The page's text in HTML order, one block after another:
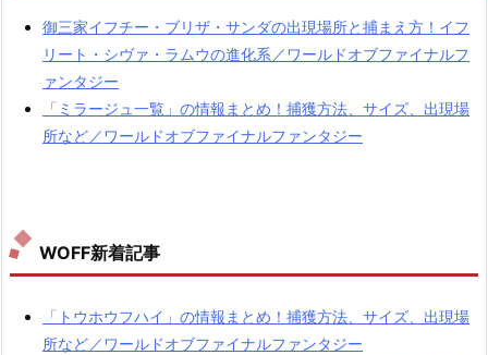
御三家イフチー・ブリザ・サンダの出現場所と捕まえ方！イフ
リート・シヴァ・ラムウの進化系／ワールドオブファイナルフ
ァンタジー
「ミラージュ一覧」の情報まとめ！捕獲方法、サイズ、出現場
所など／ワールドオブファイナルファンタジー
WOFF新着記事
「トウホウフハイ」の情報まとめ！捕獲方法、サイズ、出現場
所など／ワールドオブファイナルファンタジー